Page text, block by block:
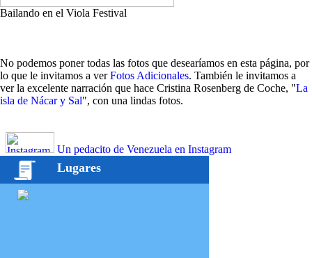
Bailando en el Viola Festival
No podemos poner todas las fotos que desearíamos en esta página, por
lo que le invitamos a verFotos Adicionales. También le invitamos a
ver la excelente narración que hace Cristina Rosenberg de Coche, "La
isla de Nácar y Sal", con una lindas fotos.
Un pedacito de Venezuela en Instagram
Lugares